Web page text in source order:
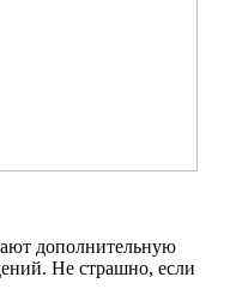
дополнительную
Не страшно, если